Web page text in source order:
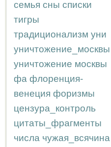
семья сны списки
тигры
традиционализм уни
уничтожение_москвы
уничтожение москвы
фа флоренция-
венеция форизмы
цензура_контроль
цитаты_фрагменты
числа чужая_всячина